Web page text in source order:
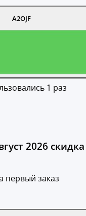
A2OJF
1 раз
2026 скидка
первый заказ